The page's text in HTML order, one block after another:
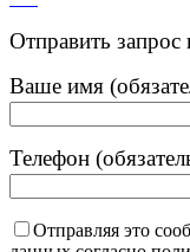
Отправить
Ваше имя
Телефон
Отправляя это